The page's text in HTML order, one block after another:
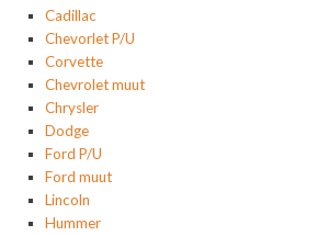
Cadillac
Chevorlet P/U
Corvette
Chevrolet muut
Chrysler
Dodge
Ford P/U
Ford muut
Lincoln
Hummer